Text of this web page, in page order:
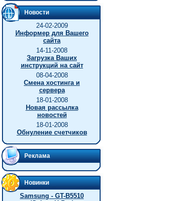
Новости
24-02-2009
Информер для Вашего
сайта
14-11-2008
Загрузка Ваших
инструкций на сайт
08-04-2008
Смена хостинга и
сервера
18-01-2008
Новая рассылка
новостей
18-01-2008
Обнуление счетчиков
Реклама
Новинки
Samsung - GT-B5510